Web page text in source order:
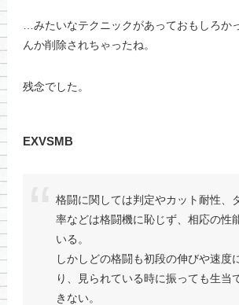
…みたいなテクニックがあっておもしろか
んか削除されちゃったね。
残念でした。
EXVSMB
格闘に関しては判定やカット耐性、
率などは格闘機に恥じず、相応の性
いる。
しかしどの格闘も初段の伸びや速度
り、見られている時に振っても生当
きない。